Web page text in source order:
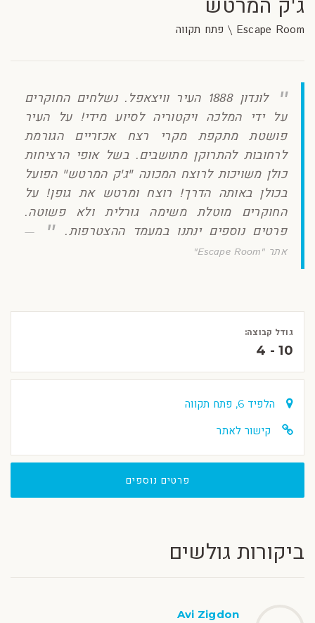
ג'ק המרטש
Escape Room \ פתח תקווה
לונדון 1888 העיר וויצאפל. נשלחים החוקרים
על ידי המלכה ויקטוריה לסיוע מידי! על העיר
פושטת מתקפת מקרי רצח אכזריים הגורמת
לרחובות להתרוקן מתושבים. בשל אופי הרציחות
כולן משויכות לרוצח המכונה "ג'ק המרטש" הפועל
בכולן באותה הדרך! רוצח ומרטש את גופן! על
החוקרים מוטלת משימה גורלית ולא פשוטה.
פרטים נוספים ינתנו במעמד ההצטרפות.
אתר "Escape Room"
גודל קבוצה:
4 - 10
הלפיד 6, פתח תקווה
קישור לאתר
פרטים נוספים
ביקורות גולשים
Avi Zigdon